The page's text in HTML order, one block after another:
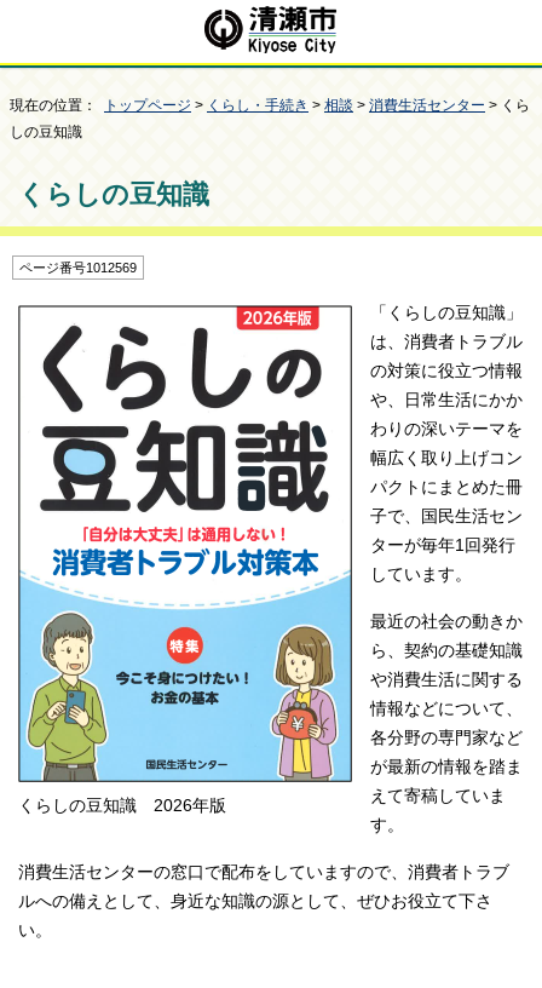
現在の位置： トップページ > くらし・手続き > 相談 > 消費生活センター > くら
しの豆知識
くらしの豆知識
ページ番号1012569
くらしの豆知識 2026年版
「くらしの豆知識」
は、消費者トラブル
の対策に役立つ情報
や、日常生活にかか
わりの深いテーマを
幅広く取り上げコン
パクトにまとめた冊
子で、国民生活セン
ターが毎年1回発行
しています。
最近の社会の動きか
ら、契約の基礎知識
や消費生活に関する
情報などについて、
各分野の専門家など
が最新の情報を踏ま
えて寄稿していま
す。
消費生活センターの窓口で配布をしていますので、消費者トラブ
ルへの備えとして、身近な知識の源として、ぜひお役立て下さ
い。